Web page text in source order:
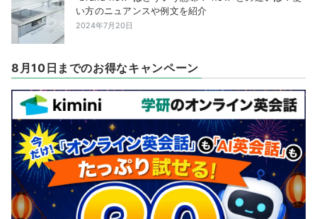
い方のニュアンスや例文を紹介
2024年7月20日
8月10日までのお得なキャンペーン